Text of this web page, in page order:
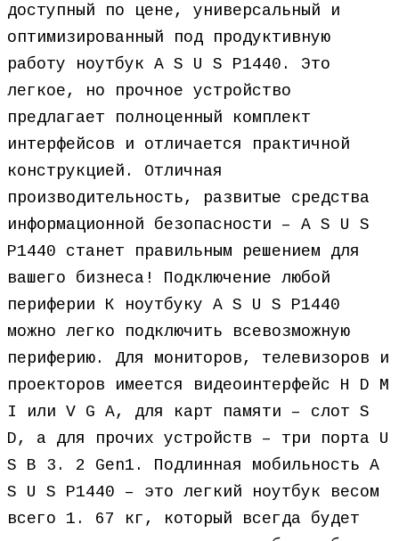
доступный по цене, универсальный и
оптимизированный под продуктивную
работу ноутбук A S U S P1440. Это
легкое, но прочное устройство
предлагает полноценный комплект
интерфейсов и отличается практичной
конструкцией. Отличная
производительность, развитые средства
информационной безопасности – A S U S
P1440 станет правильным решением для
вашего бизнеса! Подключение любой
периферии К ноутбуку A S U S P1440
можно легко подключить всевозможную
периферию. Для мониторов, телевизоров и
проекторов имеется видеоинтерфейс H D M
I или V G A, для карт памяти – слот S
D, а для прочих устройств – три порта U
S B 3. 2 Gen1. Подлинная мобильность A
S U S P1440 – это легкий ноутбук весом
всего 1. 67 кг, который всегда будет